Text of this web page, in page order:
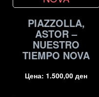
PIAZZOLLA,
ASTOR –
NUESTRO
TIEMPO NOVA
Цена: 1.500,00ден